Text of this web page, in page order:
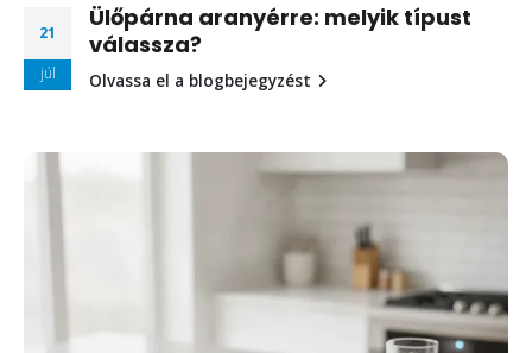
21
júl
Ülőpárna aranyérre: melyik típust
válassza?
Olvassa el a blogbejegyzést